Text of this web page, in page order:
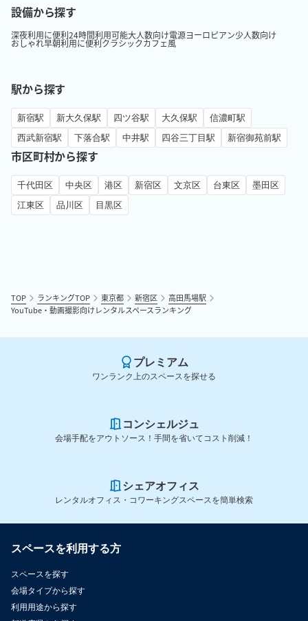
設備から探す
深夜利用に便利24時間利用可能大人数向け電源ヨーロピアン少人数向け
おしゃれ早朝利用に便利クラシックカフェ風
駅から探す
新宿駅 新大久保駅 四ツ谷駅 大久保駅
信濃町駅
西武新宿駅
下落合駅 中井駅 四谷三丁目駅 新宿御苑前駅
市区町村から探す
千代田区 中央区 港区 新宿区 文京区 台東区
墨田区
江東区
品川区 目黒区
TOP ランキングTOP 東京都 新宿区
高田馬場駅
YouTube・動画撮影向けレンタルスペースランキング
プレミアム
ワンランク上のスペースを探せる
コンシェルジュ
会場手配をアウトソース！手間を省いてコスト削減！
シェアオフィス
レンタルオフィス・コワーキングスペースを簡単検索
スペースを利用する方
スペースを探す
会場タイプから探す
利用用途から探す